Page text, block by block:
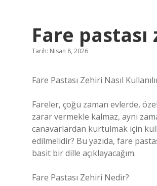
Fare pastası
Tarih: Nisan 8, 2026
Fare Pastası Zehiri Nasıl
Fareler, çoğu zaman evlerde,
zarar vermekle kalmaz, aynı
canavarlardan kurtulmak için
edilmelidir? Bu yazıda, fare
basit bir dille açıklayacağım.
Fare Pastası Zehiri Nedir?